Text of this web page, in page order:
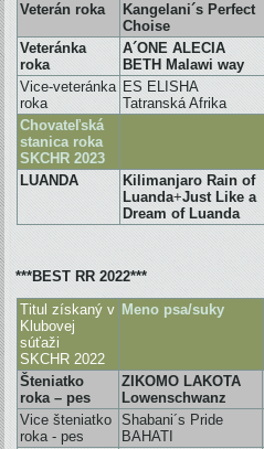
Veterán roka
Kangelani´s Perfect
Choise
Veteránka
roka
A´ONE ALECIA
BETH Malawi way
Vice-veteránka
roka
ES ELISHA
Tatranská Afrika
Chovateľská
stanica roka
SKCHR 2023
LUANDA
Kilimanjaro Rain of
Luanda+Just Like a
Dream of Luanda
***BEST RR 2022***
Titul získaný v
Klubovej
súťaži
SKCHR 2022
Meno psa/suky
Šteniatko
roka – pes
ZIKOMO LAKOTA
Lowenschwanz
Vice šteniatko
roka- pes
Shabani´s Pride
BAHATI